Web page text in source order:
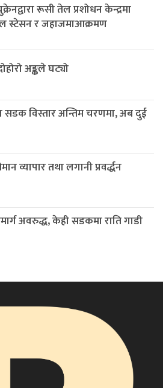
रूसी तेल प्रशोधन केन्द्रमा
रेल स्टेसन र जहाजमाआक्रमण
अङ्कले घट्यो
विस्तार अन्तिम चरणमा, अब दुई
व्यापार तथा लगानी प्रवर्द्धन
अवरुद्ध, केही सडकमा राति गाडी